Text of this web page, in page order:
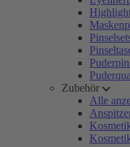
Zubehör
Alle